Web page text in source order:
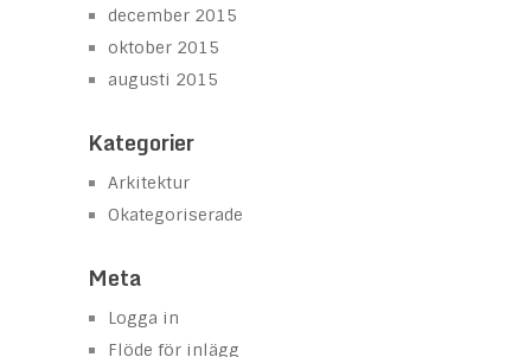
december 2015
oktober 2015
augusti 2015
Kategorier
Arkitektur
Okategoriserade
Meta
Logga in
Flöde för inlägg